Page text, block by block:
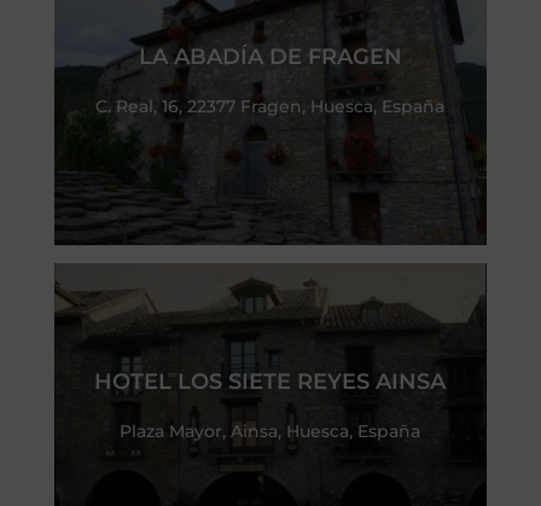
LA ABADÍA DE FRAGEN
C. Real, 16, 22377 Fragen, Huesca, España
HOTEL LOS SIETE REYES AINSA
Plaza Mayor, Ainsa, Huesca, España